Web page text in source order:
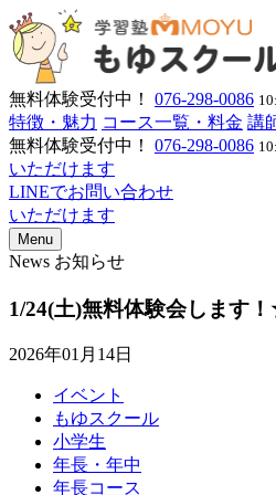
無料体験受付中！ 076-298-0086
特徴・魅力 コース一覧・料金 講
無料体験受付中！
076-298-0086
いただけます
LINEでお問い合わせ
いただけます
Menu
News お知らせ
1/24(土)無料体験会します
2026年01月14日
イベント
もゆスクール
小学生
年長・年中
年長コース